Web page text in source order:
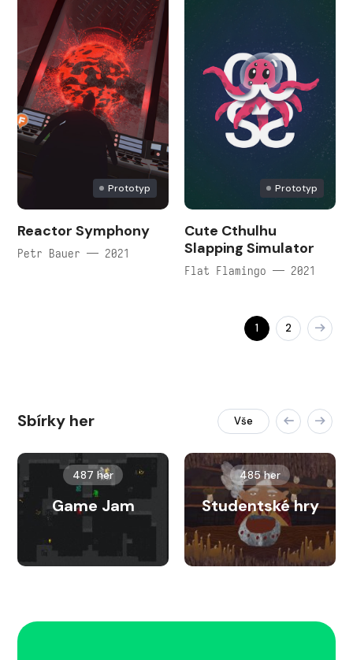
Prototyp
Reactor Symphony
Petr Bauer — 2021
Prototyp
Cute Cthulhu
Slapping Simulator
Flat Flamingo — 2021
1 2
Sbírky her Vše
487 her
Game Jam
485 her
Studentské hry